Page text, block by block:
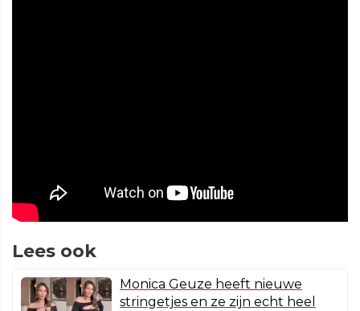
Lees ook
Monica Geuze heeft nieuwe
stringetjes en ze zijn echt heel